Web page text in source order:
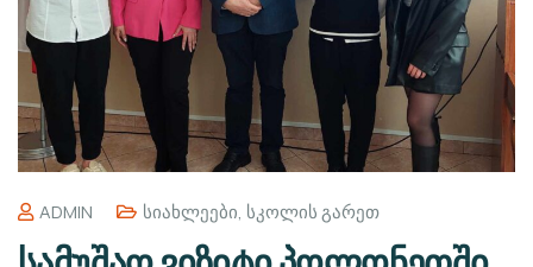
ADMIN Სიახლეები, Სკოლის Გარეთ